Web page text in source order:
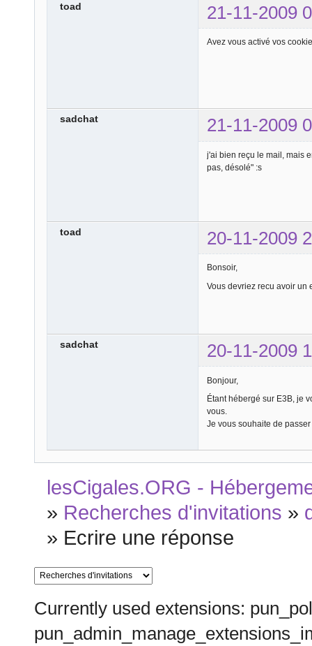
toad 21-11-2009
Avez vous activé vos
sadchat 21-11-2009
j'ai bien reçu le mail, mais
pas, désolé" :s
toad 20-11-2009
Bonsoir,
Vous devriez recu avoir un
sadchat 20-11-2009
Bonjour,
Étant hébergé sur E3B, je
vous.
Je vous souhaite de
lesCigales.ORG -
» Recherches d'invitations »
» Ecrire une réponse
Currently used extensions: